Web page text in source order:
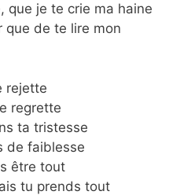
que je te crie ma haine
que de te lire mon
rejette
regrette
ta tristesse
de faiblesse
être tout
tu prends tout